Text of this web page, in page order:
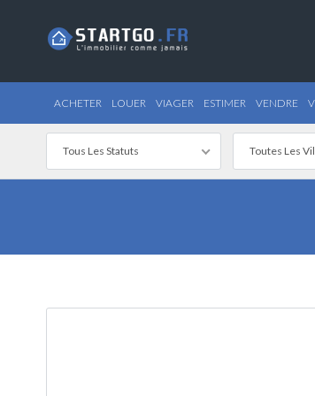
ACHETER LOUER VIAGER ESTIMER VENDRE
Tous Les Statuts Toutes Les